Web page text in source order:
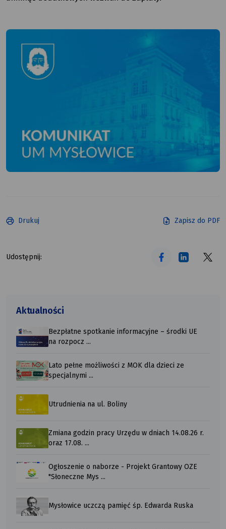
Drukuj Zapisz do PDF
Udostępnij:
Aktualności
Bezpłatne spotkanie informacyjne – środki UE
na rozpocz ...
Lato pełne możliwości z MOK dla dzieci ze
specjalnymi ...
Utrudnienia na ul. Boliny
Zmiana godzin pracy Urzędu w dniach 14.08.26 r.
oraz 17.08. ...
Ogłoszenie o naborze - Projekt Grantowy OZE
"Słoneczne Mys ...
Mysłowice uczczą pamięć śp. Edwarda Ruska